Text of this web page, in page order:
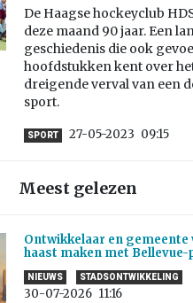
De Haagse hockeyclub
deze maand 90 jaar. Een
geschiedenis die ook
hoofdstukken kent over
dreigende verval van een
sport.
SPORT 27-05-2023 09:15
Meest gelezen
Ontwikkelaar en gemeente
haast maken met Bellevue-
NIEUWS STADSONTWIKKELING
30-07-2026 11:16